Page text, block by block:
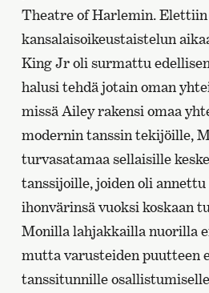
Theatre of Harlemin. Elettiin
kansalaisoikeustaistelun
King Jr oli surmattu
halusi tehdä jotain oman
missä Ailey rakensi omaa
modernin tanssin tekijöille,
turvasatamaa sellaisille
tanssijoille, joiden oli
ihonvärinsä vuoksi koskaan
Monilla lahjakkailla nuorilla
mutta varusteiden puutteen
tanssitunnille